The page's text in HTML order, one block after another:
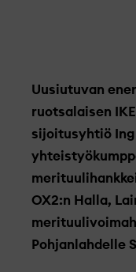
Uusiutuvan
ruotsalaisen
sijoitusyhtiö
OX2:n Halla,
Pohjanlahdelle